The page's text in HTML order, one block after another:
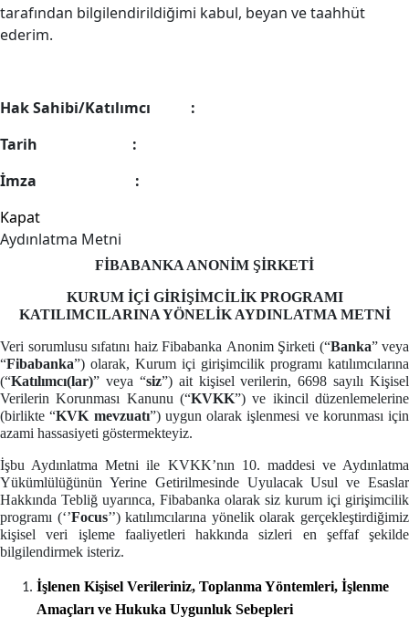
tarafından bilgilendirildiğimi kabul, beyan ve taahhüt
ederim.
Hak Sahibi/Katılımcı :
Tarih :
İmza :
Kapat
Aydınlatma Metni
FİBABANKA ANONİM ŞİRKETİ
KURUM İÇİ GİRİŞİMCİLİK PROGRAMI
KATILIMCILARINAYÖNELİK AYDINLATMA METNİ
Veri sorumlusu sıfatını haiz Fibabanka Anonim Şirketi (“Banka” veya
“Fibabanka”) olarak, Kurum içi girişimcilik programı katılımcılarına
(“Katılımcı(lar)” veya “siz”) ait kişisel verilerin, 6698 sayılı Kişisel
Verilerin Korunması Kanunu (“KVKK”) ve ikincil düzenlemelerine
(birlikte “KVK mevzuatı”) uygun olarak işlenmesi ve korunması için
azami hassasiyeti göstermekteyiz.
İşbu Aydınlatma Metni ile KVKK’nın 10. maddesi ve Aydınlatma
Yükümlülüğünün Yerine Getirilmesinde Uyulacak Usul ve Esaslar
Hakkında Tebliğ uyarınca, Fibabanka olarak siz kurum içi girişimcilik
programı (‘’Focus’’) katılımcılarına yönelik olarak gerçekleştirdiğimiz
kişisel veri işleme faaliyetleri hakkında sizleri en şeffaf şekilde
bilgilendirmek isteriz.
İşlenen Kişisel Verileriniz, Toplanma Yöntemleri, İşlenme
Amaçları ve Hukuka Uygunluk Sebepleri